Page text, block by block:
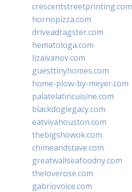
crescentstreetprinting.com
hornopizza.com
driveadragster.com
hematologa.com
lizaivanov.com
guesttinyhomes.com
home-plow-by-meyer.com
palatelatincuisine.com
blackdoglegacy.com
eatvivahouston.com
thebigshowok.com
chimeandstave.com
greatwallseafoodny.com
theloverose.com
gabriovoice.com